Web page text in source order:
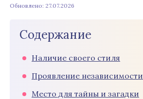
Обновлено: 27.07.2026
Содержание
Наличие своего стиля
Проявление независимости
Место для тайны и загадки